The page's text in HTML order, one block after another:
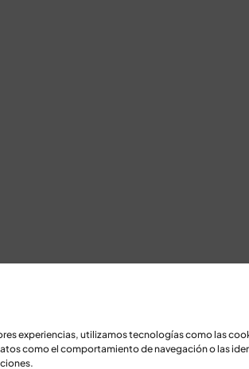
experiencias, utilizamos tecnologías como las
como el comportamiento de navegación o las